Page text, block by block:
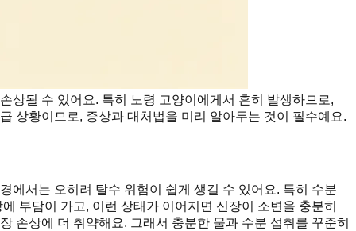
상될 수 있어요. 특히 노령 고양이에게서 흔히 발생하므로,
상황이므로, 증상과 대처법을 미리 알아두는 것이 필수예요.
에서는 오히려 탈수 위험이 쉽게 생길 수 있어요. 특히 수분
부담이 가고, 이런 상태가 이어지면 신장이 소변을 충분히
손상에 더 취약해요. 그래서 충분한 물과 수분 섭취를 꾸준히